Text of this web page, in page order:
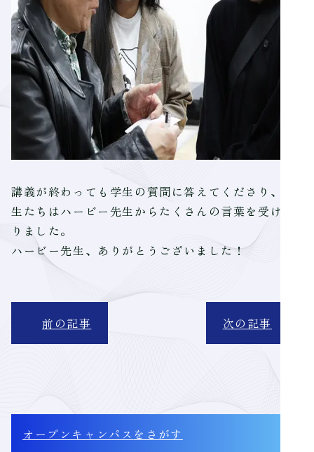
講義が終わっても学生の質問に答えてくださり、学
生たちはハービー先生からたくさんの言葉を受け取
りました。
ハービー先生、ありがとうございました！
前の記事 次の記事
オープンキャンパス をさがす